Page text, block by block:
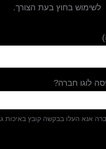
לשימוש בחוץ בעת הצורך.
לוגו חברה?
אנא העלו בבקשה קובץ באיכות